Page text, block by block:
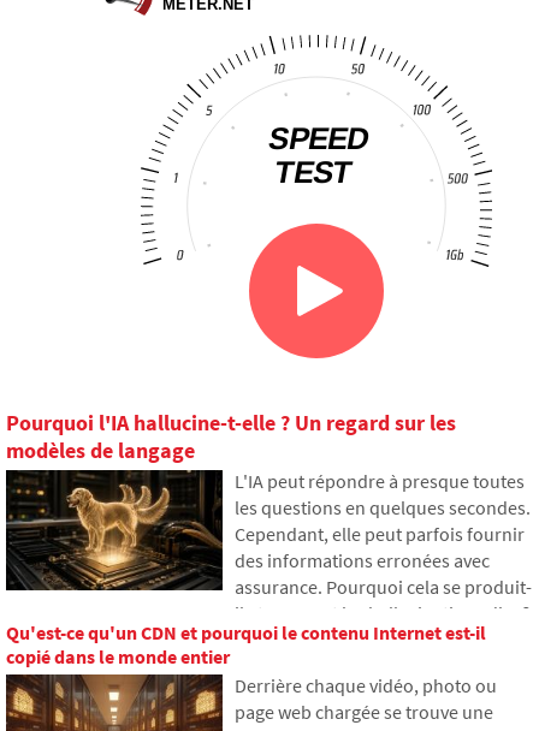
Pourquoi l'IA hallucine-t-elle ? Un regard sur les
modèles de langage
L'IA peut répondre à presque toutes
les questions en quelques secondes.
Cependant, elle peut parfois fournir
des informations erronées avec
assurance. Pourquoi cela se produit-
il et que sont les hallucinations d'IA ?
Dans cet article, nous expliquons
langage fonctionnent, pourquoi ils
génèrent parfois des réponses
Qu'est-ce qu'un CDN et pourquoi le contenu Internet est-il
copié dans le monde entier
Derrière chaque vidéo, photo ou
page web chargée se trouve une